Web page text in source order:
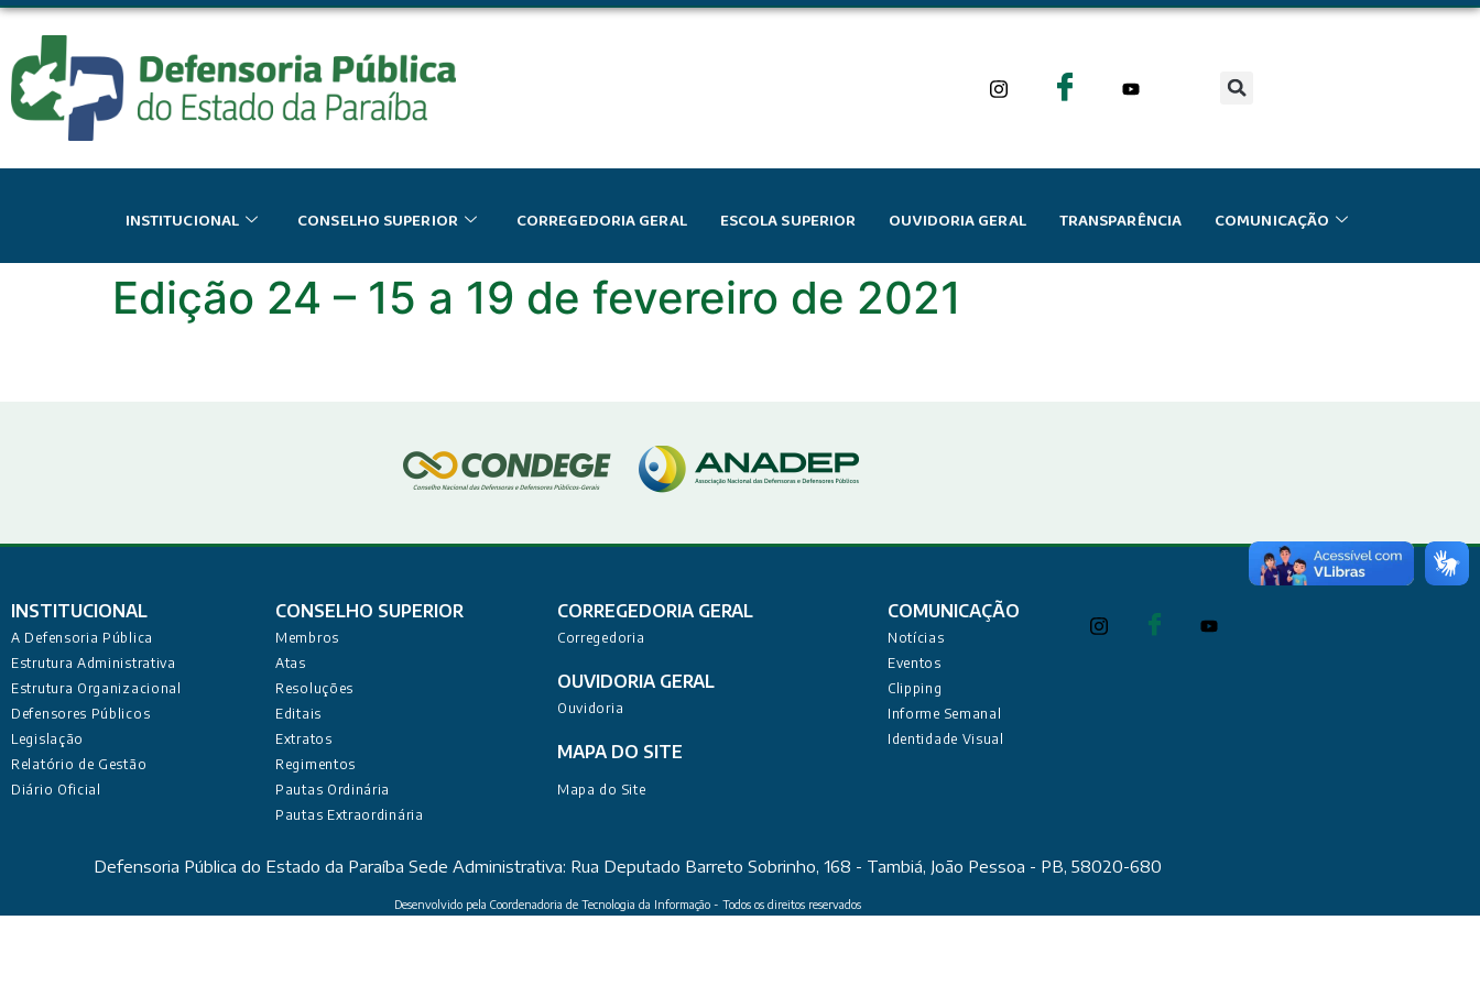
INSTITUCIONAL CONSELHO SUPERIOR CORREGEDORIA GERAL ESCOLA SUPERIOR OUVIDORIA GERAL TRANSPARÊNCIA COMUNICAÇÃO
Edição 24 – 15 a 19 de fevereiro de 2021
INSTITUCIONAL
A Defensoria Pública
Estrutura Administrativa
Estrutura Organizacional
Defensores Públicos
Legislação
Relatório de Gestão
Diário Oficial
CONSELHO SUPERIOR
Membros
Atas
Resoluções
Editais
Extratos
Regimentos
Pautas Ordinária
Pautas Extraordinária
CORREGEDORIA GERAL
Corregedoria
OUVIDORIA GERAL
Ouvidoria
MAPA DO SITE
Mapa do Site
COMUNICAÇÃO
Notícias
Eventos
Clipping
Informe Semanal
Identidade Visual
Defensoria Pública do Estado da Paraíba Sede Administrativa: Rua Deputado Barreto Sobrinho, 168 - Tambiá, João Pessoa - PB, 58020-680
Desenvolvido pela Coordenadoria de Tecnologia da Informação - Todos os direitos reservados